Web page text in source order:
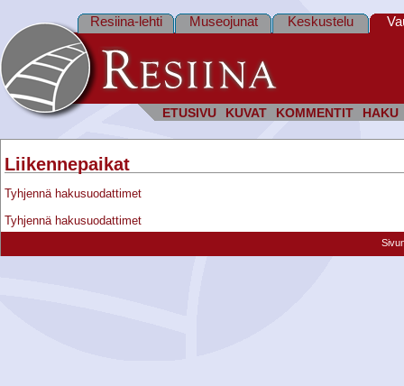
ETUSIVU KUVAT KOMMENTIT HAKU
Resiina-lehti Museojunat Keskustelu
Liikennepaikat
Tyhjennä hakusuodattimet
Tyhjennä hakusuodattimet